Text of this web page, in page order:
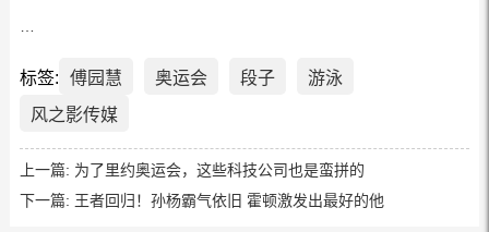
标签: 傅园慧 奥运会 段子
游泳
风之影传媒
上一篇: 为了里约奥运会，这些科技公司也是蛮拼的
下一篇: 王者回归！孙杨霸气依旧 霍顿激发出最好的他